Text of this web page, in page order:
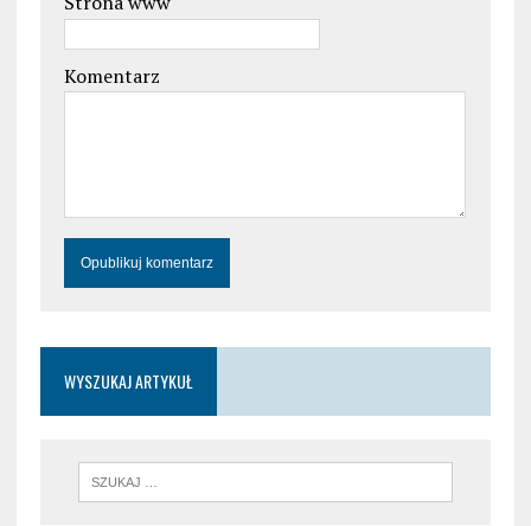
Komentarz
WYSZUKAJ ARTYKUŁ